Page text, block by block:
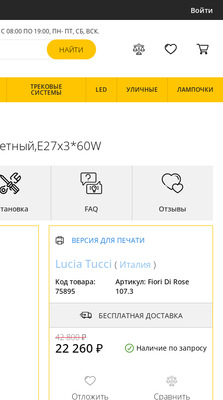
Войти
С 08:00 ПО 19:00, ПН- ПТ, СБ, ВСК.
ТРЕКОВЫЕ
СИСТЕМЫ LED УЛИЧНЫЕ ЛАМПОЧКИ
FAQ Отзывы
ВЕРСИЯ ДЛЯ ПЕЧАТИ
Lucia Tucci ( Италия )
Код товара:
75895
Артикул: Fiori Di Rose
107.3
БЕСПЛАТНАЯ ДОСТАВКА
42 800 ₽
22 260 ₽ Наличие по запросу